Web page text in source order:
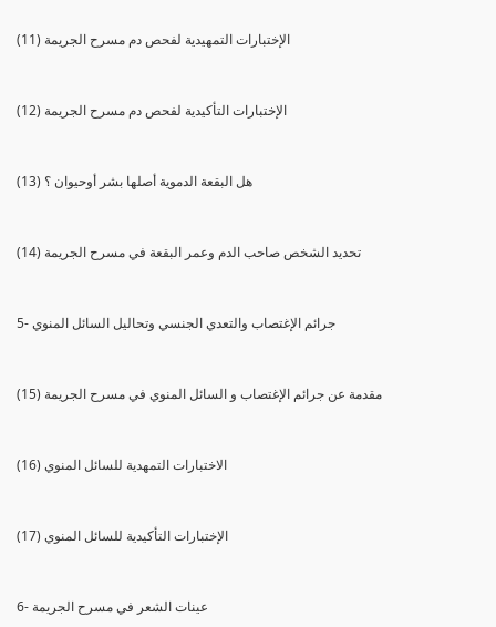
(11) الإختبارات التمهيدية لفحص دم مسرح الجريمة
(12) الإختبارات التأكيدية لفحص دم مسرح الجريمة
(13) هل البقعة الدموية أصلها بشر أوحيوان ؟
(14) تحديد الشخص صاحب الدم وعمر البقعة في مسرح الجريمة
5- جرائم الإغتصاب والتعدي الجنسي وتحاليل السائل المنوي
(15) مقدمة عن جرائم الإغتصاب و السائل المنوي في مسرح الجريمة
(16) الاختبارات التمهدية للسائل المنوي
(17) الإختبارات التأكيدية للسائل المنوي
6- عينات الشعر في مسرح الجريمة